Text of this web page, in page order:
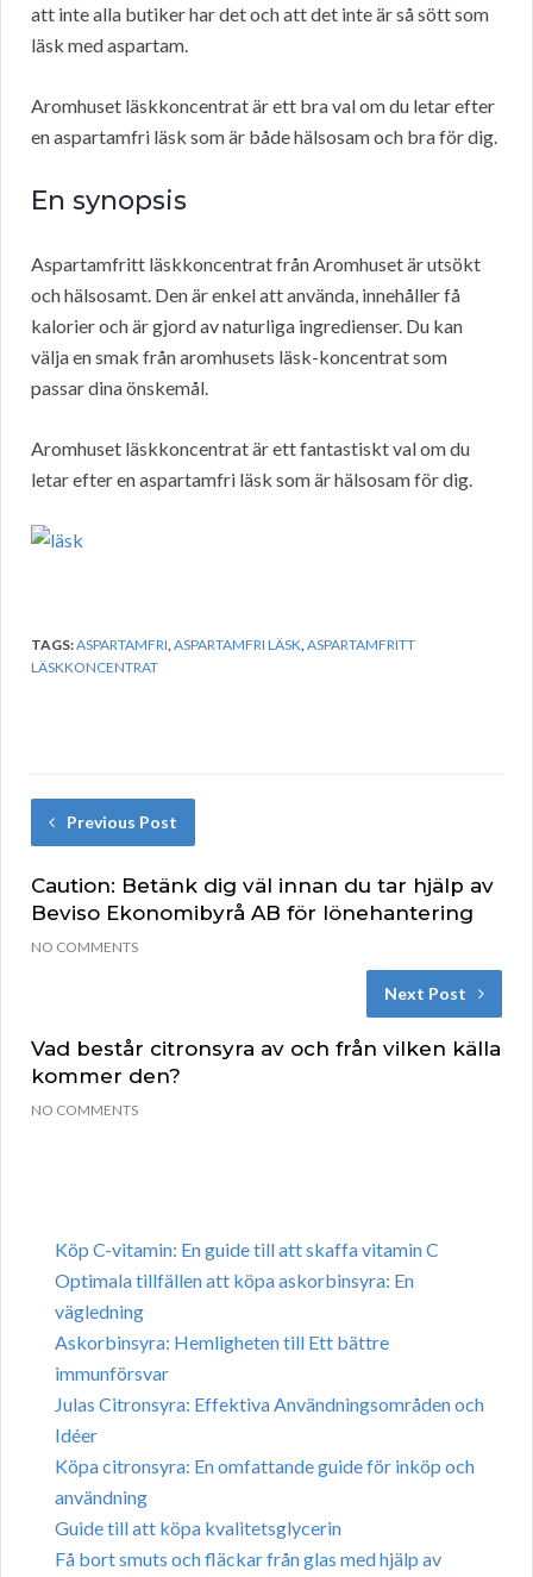
att inte alla butiker har det och att det inte är så sött som
läsk med aspartam.
Aromhuset läskkoncentrat är ett bra val om du letar efter
en aspartamfri läsk som är både hälsosam och bra för dig.
En synopsis
Aspartamfritt läskkoncentrat från Aromhuset är utsökt
och hälsosamt. Den är enkel att använda, innehåller få
kalorier och är gjord av naturliga ingredienser. Du kan
välja en smak från aromhusets läsk-koncentrat som
passar dina önskemål.
Aromhuset läskkoncentrat är ett fantastiskt val om du
letar efter en aspartamfri läsk som är hälsosam för dig.
TAGS:ASPARTAMFRI,ASPARTAMFRI LÄSK,ASPARTAMFRITT
LÄSKKONCENTRAT
Previous Post
Caution: Betänk dig väl innan du tar hjälp av
Beviso Ekonomibyrå AB för lönehantering
NO COMMENTS
Next Post
Vad består citronsyra av och från vilken källa
kommer den?
NO COMMENTS
Köp C-vitamin: En guide till att skaffa vitamin C
Optimala tillfällen att köpa askorbinsyra: En
vägledning
Askorbinsyra: Hemligheten till Ett bättre
immunförsvar
Julas Citronsyra: Effektiva Användningsområden och
Idéer
Köpa citronsyra: En omfattande guide för inköp och
användning
Guide till att köpa kvalitetsglycerin
Få bort smuts och fläckar från glas med hjälp av